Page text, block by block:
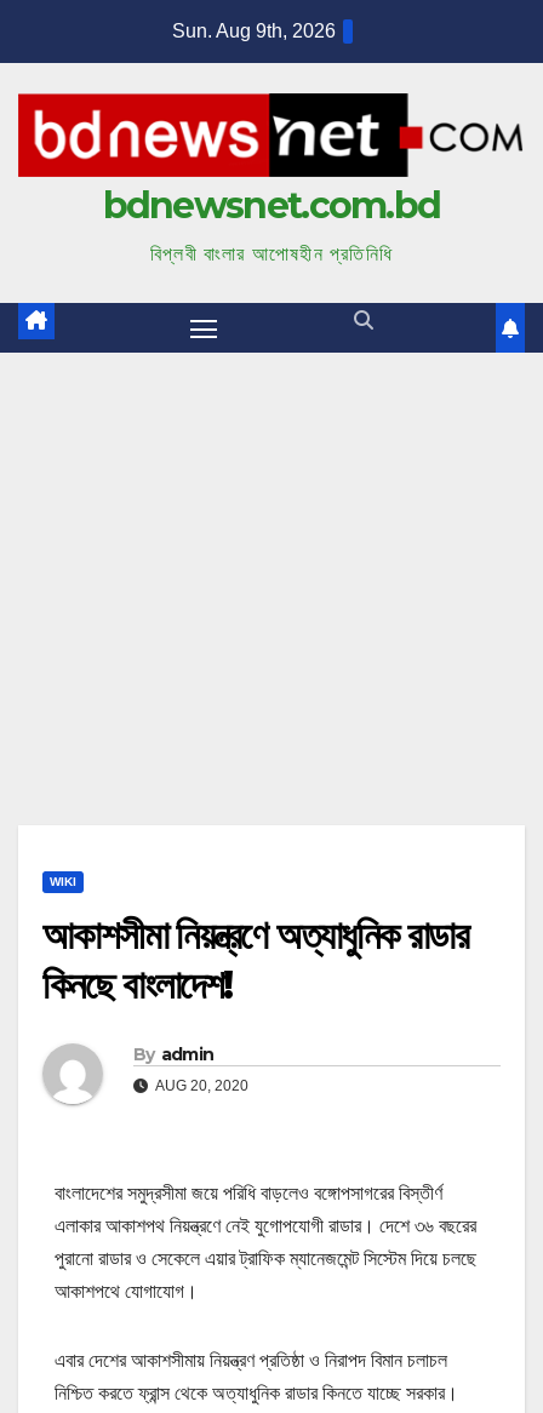
n
Sun. Aug 9th, 2026
bdnewsnet.com.bd
বিপ্লবী বাংলার আপোষহীন প্রতিনিধি
WIKI
আকাশসীমা নিয়ন্ত্রণে অত্যাধুনিক রাডার
কিনছে বাংলাদেশ!
By admin
AUG 20, 2020
বাংলাদেশের সমুদ্রসীমা জয়ে পরিধি বাড়লেও বঙ্গোপসাগরের বিস্তীর্ণ
এলাকার আকাশপথ নিয়ন্ত্রণে নেই যুগোপযোগী রাডার। দেশে ৩৬ বছরের
পুরানো রাডার ও সেকেলে এয়ার ট্রাফিক ম্যানেজমেন্ট সিস্টেম দিয়ে চলছে
আকাশপথে যোগাযোগ।
এবার দেশের আকাশসীমায় নিয়ন্ত্রণ প্রতিষ্ঠা ও নিরাপদ বিমান চলাচল
নিশ্চিত করতে ফ্রান্স থেকে অত্যাধুনিক রাডার কিনতে যাচ্ছে সরকার।